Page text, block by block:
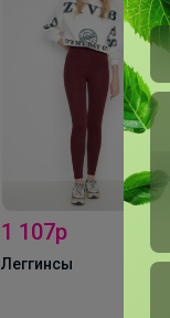
1 572р
Кофточка